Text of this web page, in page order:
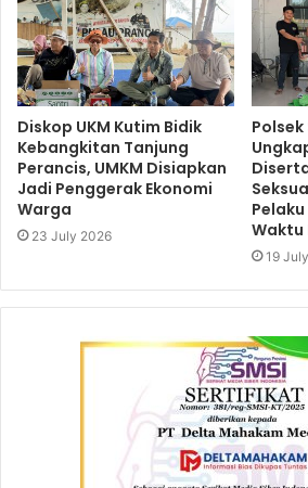
Diskop UKM Kutim Bidik
Kebangkitan Tanjung
Perancis, UMKM Disiapkan
Jadi Penggerak Ekonomi
Warga
23 July 2026
Waktu
19